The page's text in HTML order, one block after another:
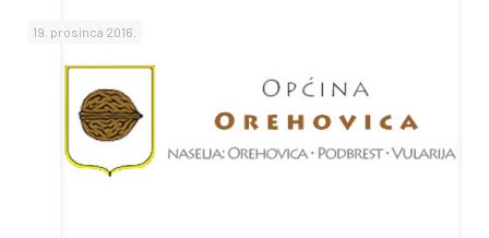
19. prosinca 2016.